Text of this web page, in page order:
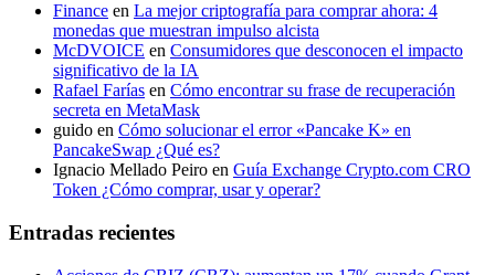
Finance en La mejor criptografía para comprar ahora: 4
monedas que muestran impulso alcista
McDVOICE en Consumidores que desconocen el impacto
significativo de la IA
Rafael Farías en Cómo encontrar su frase de recuperación
secreta en MetaMask
guido en Cómo solucionar el error «Pancake K» en
PancakeSwap ¿Qué es?
Ignacio Mellado Peiro en Guía Exchange Crypto.com CRO
Token ¿Cómo comprar, usar y operar?
Entradas recientes